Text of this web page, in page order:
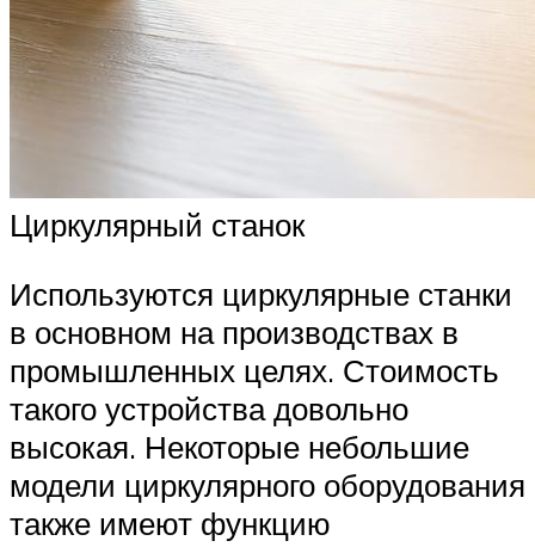
Циркулярный станок
Используются циркулярные станки
в основном на производствах в
промышленных целях. Стоимость
такого устройства довольно
высокая. Некоторые небольшие
модели циркулярного оборудования
также имеют функцию